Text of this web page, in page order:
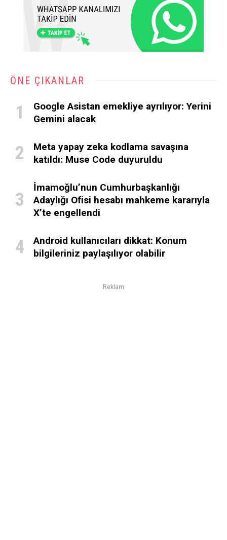
ÖNE ÇIKANLAR
Google Asistan emekliye ayrılıyor: Yerini
Gemini alacak
Meta yapay zeka kodlama savaşına
katıldı: Muse Code duyuruldu
İmamoğlu’nun Cumhurbaşkanlığı
Adaylığı Ofisi hesabı mahkeme kararıyla
X’te engellendi
Android kullanıcıları dikkat: Konum
bilgileriniz paylaşılıyor olabilir
Reklam